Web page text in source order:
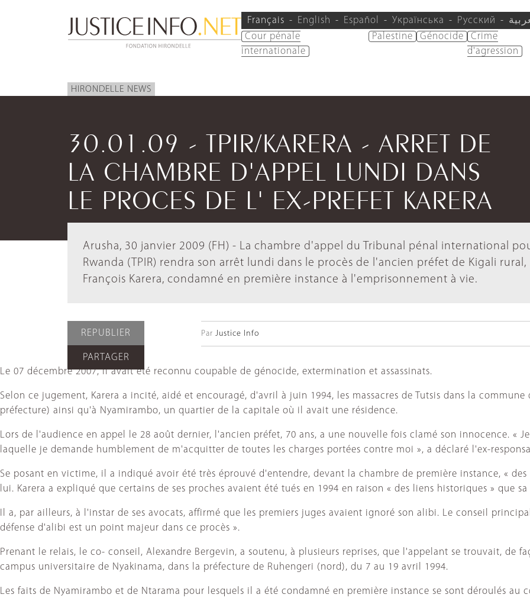
Français English Español Українська Русский
Cour pénale
internationale
Palestine Génocide
Crime
d'agression
HIRONDELLE NEWS
30.01.09 - TPIR/KARERA - ARRET DE
LA CHAMBRE D'APPEL LUNDI DANS
LE PROCES DE L' EX-PREFET KARERA
Arusha, 30 janvier 2009 (FH) - La chambre d'appel du Tribunal pénal international
Rwanda (TPIR) rendra son arrêt lundi dans le procès de l'ancien préfet de Kigali rural,
François Karera, condamné en première instance à l'emprisonnement à vie.
REPUBLIER
PARTAGER
Par Justice Info
Le 07 décembre 2007, il avait été reconnu coupable de génocide, extermination et assassinats.
Selon ce jugement, Karera a incité, aidé et encouragé, d'avril à juin 1994, les massacres de Tutsis dans la
préfecture) ainsi qu'à Nyamirambo, un quartier de la capitale où il avait une résidence.
Lors de l'audience en appel le 28 août dernier, l'ancien préfet, 70 ans, a une nouvelle fois clamé son innocence. «
laquelle je demande humblement de m'acquitter de toutes les charges portées contre moi », a déclaré l'ex-
Se posant en victime, il a indiqué avoir été très éprouvé d'entendre, devant la chambre de première instance, «
lui. Karera a expliqué que certains de ses proches avaient été tués en 1994 en raison « des liens historiques » que
Il a, par ailleurs, à l'instar de ses avocats, affirmé que les premiers juges avaient ignoré son alibi. Le conseil
défense d'alibi est un point majeur dans ce procès ».
Prenant le relais, le co- conseil, Alexandre Bergevin, a soutenu, à plusieurs reprises, que l'appelant se trouvait, de
campus universitaire de Nyakinama, dans la préfecture de Ruhengeri (nord), du 7 au 19 avril 1994.
Les faits de Nyamirambo et de Ntarama pour lesquels il a été condamné en première instance se sont déroulés au